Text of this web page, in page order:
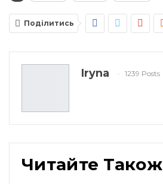
Поділитись
Iryna 1239 Posts
Читайте Також